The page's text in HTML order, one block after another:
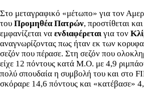
Στο μεταγραφικό «μέτωπο» για τον
του Προμηθέα Πατρών, προστίθεται
εμφανίζεται να ενδιαφέρεταιγια τον
αναγνωρίζοντας πως ήταν εκ των
σεζόν που πέρασε. Στη σεζόν που
είχε 12 πόντους κατά Μ.Ο. με 4,9
πολύ σπουδαία η συμβολή του και στο
σκόραρε 14,6 πόντους και «κατέβασε»